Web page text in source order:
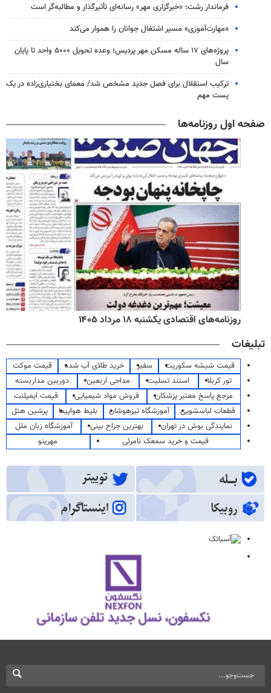
فرماندار رشت: «خبرگزاری مهر» رسانه‌ای تأثیرگذار و مطالبه‌گر است
«مهارت‌آموزی» مسیر اشتغال جوانان را هموار می‌کند
پروژه‌های ۱۷ ساله مسکن مهر پردیس؛ وعده تحویل ۵۰۰۰ واحد تا پایان
سال
ترکیب استقلال برای فصل جدید مشخص شد/ معمای بختیاری‌زاده در یک
پست مهم
صفحه اول روزنامه‌ها
روزنامه‌های اقتصادی یکشنبه ۱۸ مرداد ۱۴۰۵
تبلیغات
قیمت شیشه سکوریت سفیر خرید طلای آب شده
قیمت موکت
تور کربلا
استند تسلیت مداحی اربعین
دوربین مداربسته
مرجع پاسخ معتبر پزشکان
فروش مواد شیمیایی
قیمت ایمپلنت
قطعات لباسشویی
آموزشگاه تیزهوشان بلیط هواپیما
پرشین هتل
نمایندگی بوش در تهران
بهترین جراح بینی
آموزشگاه زبان ملل
قیمت و خرید سمعک نامرئی
مهرینو